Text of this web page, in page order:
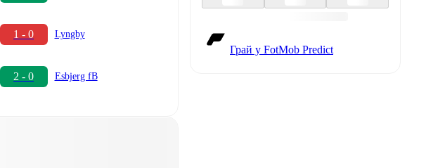
1 - 0 Lyngby
2 - 0 Esbjerg fB
Грай у FotMob Predict